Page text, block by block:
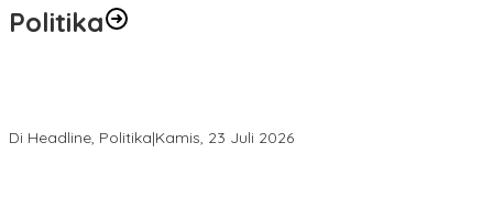
Politika
Di Headline, Politika|Kamis, 23 Juli 2026